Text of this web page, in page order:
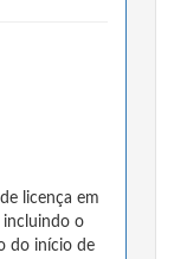
licença em
incluindo o
do início de